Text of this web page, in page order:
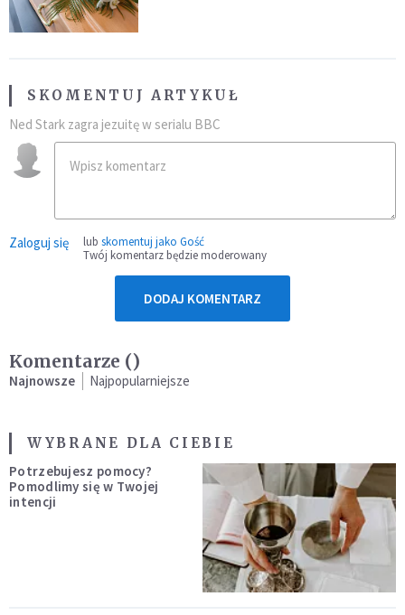
SKOMENTUJ ARTYKUŁ
Ned Stark zagra jezuitę w serialu BBC
Zaloguj się lub skomentuj jako Gość
Twój komentarz będzie moderowany
DODAJ KOMENTARZ
Komentarze ()
Najnowsze Najpopularniejsze
WYBRANE DLA CIEBIE
Potrzebujesz pomocy?
Pomodlimy się w Twojej
intencji